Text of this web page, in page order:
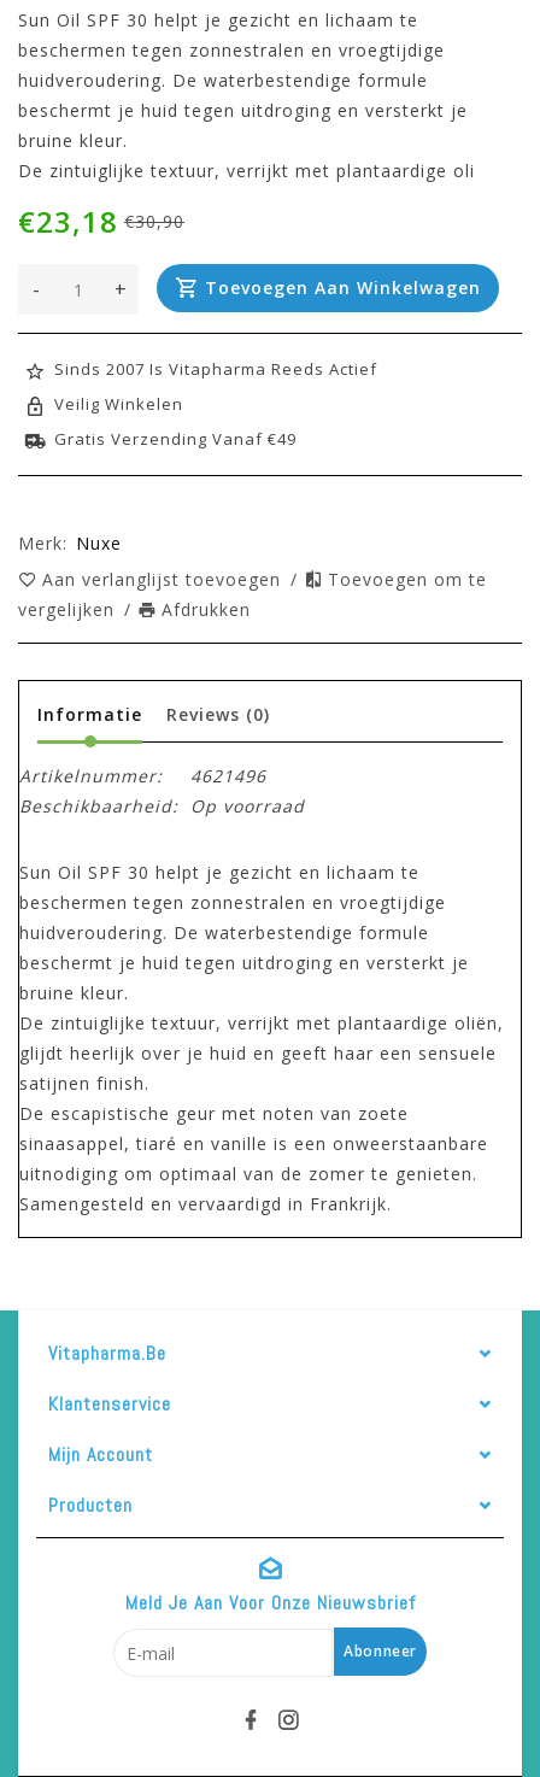
Sun Oil SPF 30 helpt je gezicht en lichaam te
beschermen tegen zonnestralen en vroegtijdige
huidveroudering. De waterbestendige formule
beschermt je huid tegen uitdroging en versterkt je
bruine kleur.
De zintuiglijke textuur, verrijkt met plantaardige oli
€30,90
€23,18
+
- Toevoegen Aan Winkelwagen
Sinds 2007 Is Vitapharma Reeds Actief
Veilig Winkelen
Gratis Verzending Vanaf €49
Merk: Nuxe
Aan verlanglijst toevoegen /
Toevoegen om te
vergelijken / Afdrukken
Informatie Reviews (0)
Artikelnummer:
4621496
Beschikbaarheid:
Op voorraad
Sun Oil SPF 30 helpt je gezicht en lichaam te
beschermen tegen zonnestralen en vroegtijdige
huidveroudering. De waterbestendige formule
beschermt je huid tegen uitdroging en versterkt je
bruine kleur.
De zintuiglijke textuur, verrijkt met plantaardige oliën,
glijdt heerlijk over je huid en geeft haar een sensuele
satijnen finish.
De escapistische geur met noten van zoete
sinaasappel, tiaré en vanille is een onweerstaanbare
uitnodiging om optimaal van de zomer te genieten.
Samengesteld en vervaardigd in Frankrijk.
Vitapharma.be
Klantenservice
Mijn Account
Producten
Meld Je Aan Voor Onze Nieuwsbrief
Abonneer